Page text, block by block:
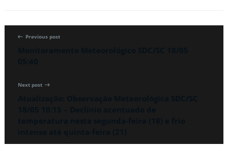
Previous post
Next post